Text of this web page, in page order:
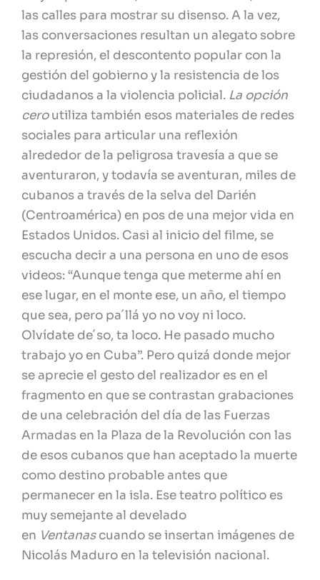
las calles para mostrar su disenso. A la vez,
las conversaciones resultan un alegato sobre
la represión, el descontento popular con la
gestión del gobierno y la resistencia de los
ciudadanos a la violencia policial. La opción
ceroutiliza también esos materiales de redes
sociales para articular una reflexión
alrededor de la peligrosa travesía a que se
aventuraron, y todavía se aventuran, miles de
cubanos a través de la selva del Darién
(Centroamérica) en pos de una mejor vida en
Estados Unidos. Casi al inicio del filme, se
escucha decir a una persona en uno de esos
videos: “Aunque tenga que meterme ahí en
ese lugar, en el monte ese, un año, el tiempo
que sea, pero pa´llá yo no voy ni loco.
Olvídate de´so, ta loco. He pasado mucho
trabajo yo en Cuba”. Pero quizá donde mejor
se aprecie el gesto del realizador es en el
fragmento en que se contrastan grabaciones
de una celebración del día de las Fuerzas
Armadas en la Plaza de la Revolución con las
de esos cubanos que han aceptado la muerte
como destino probable antes que
permanecer en la isla. Ese teatro político es
muy semejante al develado
en Ventanascuando se insertan imágenes de
Nicolás Maduro en la televisión nacional.